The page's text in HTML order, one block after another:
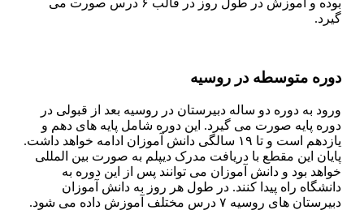
بوده و آموزش در طول روز در قالب ۶ درس صورت می
گیرد.
دوره متوسطه در روسیه
ورود به دوره دو ساله دبیرستان در روسیه بعد از قبولی در
دوره پایه صورت می گیرد. این دوره شامل پایه های دهم و
یازدهم است و تا ۱۹ سالگی دانش آموزان ادامه خواهد داشت.
پایان این مقطع با دریافت مدرک دیپلم به صورت بین المللی
خواهد بود و دانش آموزان می توانند پس از این دوره به
دانشگاه راه پیدا کنند. در طول هر روز به دانش آموزان
دبیرستان های روسیه ۷ درس مختلف آموزش داده می شود.